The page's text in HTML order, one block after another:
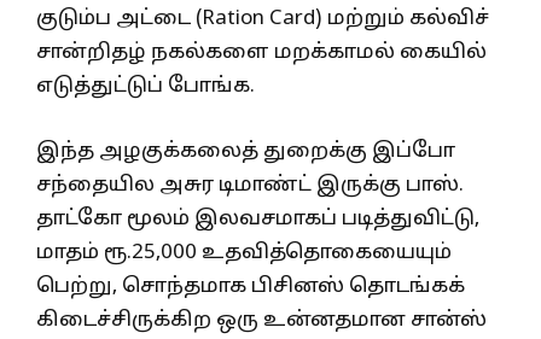
குடும்ப அட்டை (Ration Card) மற்றும் கல்விச்
சான்றிதழ் நகல்களை மறக்காமல் கையில்
எடுத்துட்டுப் போங்க.
இந்த அழகுக்கலைத் துறைக்கு இப்போ
சந்தையில அசுர டிமாண்ட் இருக்கு பாஸ்.
தாட்கோ மூலம் இலவசமாகப் படித்துவிட்டு,
மாதம் ரூ.25,000 உதவித்தொகையையும்
பெற்று, சொந்தமாக பிசினஸ் தொடங்கக்
கிடைச்சிருக்கிற ஒரு உன்னதமான சான்ஸ்